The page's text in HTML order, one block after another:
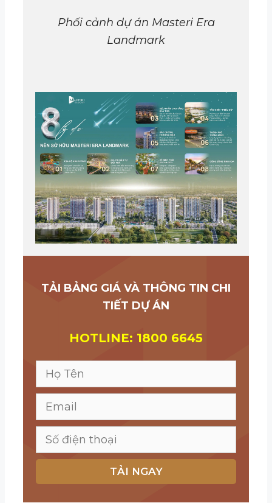
Phối cảnh dự án Masteri Era
Landmark
TẢI BẢNG GIÁ VÀ THÔNG TIN CHI
TIẾT DỰ ÁN
HOTLINE: 1800 6645